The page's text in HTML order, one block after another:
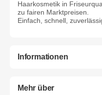
Haarkosmetik in
zu fairen Marktpreisen.
Einfach, schnell,
Informationen
Mehr über